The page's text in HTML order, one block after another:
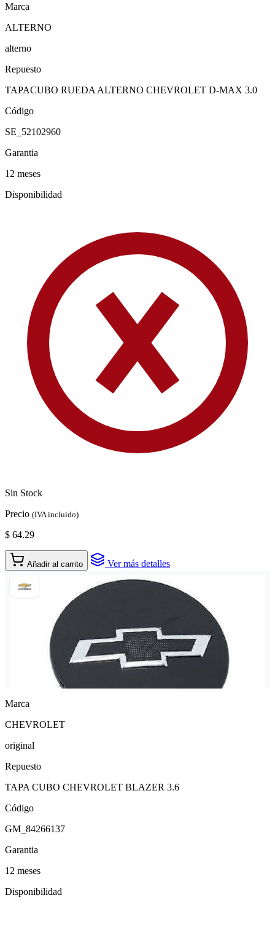
Marca
ALTERNO
alterno
Repuesto
TAPACUBO RUEDA ALTERNO CHEVROLET D-MAX 3.0
Código
SE_52102960
Garantia
12 meses
Disponibilidad
Sin Stock
Precio (IVA incluido)
$ 64.29
Añadir al carrito Ver más detalles
Marca
CHEVROLET
original
Repuesto
TAPA CUBO CHEVROLET BLAZER 3.6
Código
GM_84266137
Garantia
12 meses
Disponibilidad